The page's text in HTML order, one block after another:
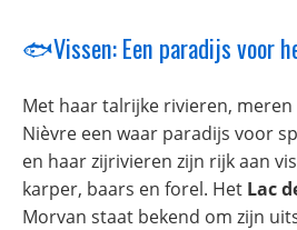
🐟Vissen: Een paradijs voor
Met haar talrijke rivieren, meren
Nièvre een waar paradijs voor
en haar zijrivieren zijn rijk aan
karper, baars en forel. Het Lac
Morvan staat bekend om zijn